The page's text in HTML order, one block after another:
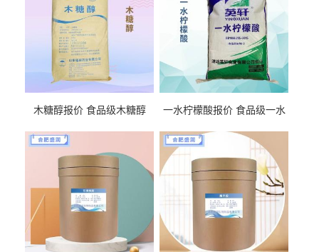
木糖醇报价 食品级木糖醇
一水柠檬酸报价 食品级一水